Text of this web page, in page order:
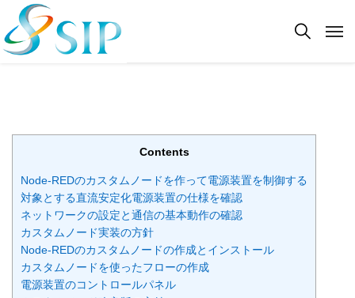
Contents
Node-REDのカスタムノードを作って電源装置を制御する
対象とする直流安定化電源装置の仕様を確認
ネットワークの設定と通信の基本動作の確認
カスタムノード実装の方針
Node-REDのカスタムノードの作成とインストール
カスタムノードを使ったフローの作成
電源装置のコントロールパネル